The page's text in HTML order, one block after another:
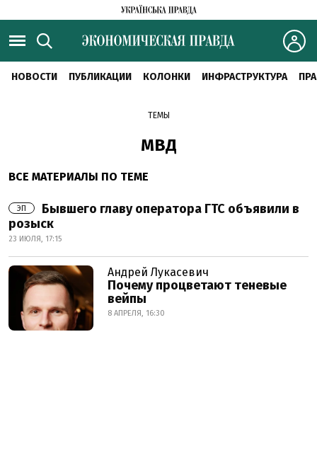
НОВОСТИ ПУБЛИКАЦИИ КОЛОНКИ ИНФРАСТРУКТУРА
ТЕМЫ
МВД
ВСЕ МАТЕРИАЛЫ ПО ТЕМЕ
ЭП
Бывшего главу оператора ГТС объявили в
розыск
23 ИЮЛЯ, 17:15
Андрей Лукасевич
Почему процветают теневые
вейпы
8 АПРЕЛЯ, 16:30